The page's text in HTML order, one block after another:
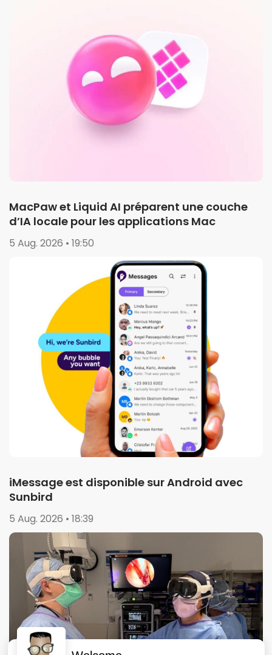
MacPaw et Liquid AI préparent une couche
d’IA locale pour les applications Mac
5 Aug. 2026 • 19:50
iMessage est disponible sur Android avec
Sunbird
5 Aug. 2026 • 18:39